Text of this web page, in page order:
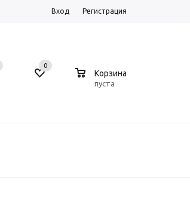
Вход Регистрация
0
Корзина
пуста